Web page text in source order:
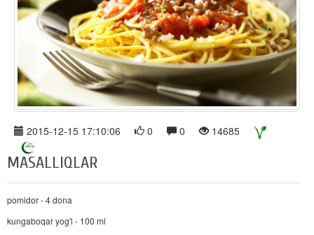
2015-12-15 17:10:06 0 0 14685
MASALLIQLAR
pomidor - 4 dona
kungaboqar yog'i - 100 ml